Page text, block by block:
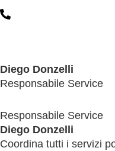
Diego Donzelli
Responsabile Service
Responsabile Service
Diego Donzelli
Coordina tutti i servizi